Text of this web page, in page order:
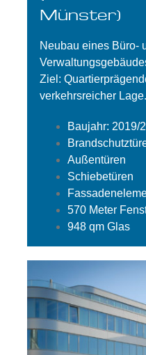
Münster)
Neubau eines Büro-
Ziel:
verkehrsreicher Lage.
Baujahr: 2019/
Außentüren
Schiebetüren
570 Meter
948 qm Glas